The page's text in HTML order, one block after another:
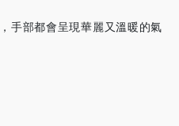
手部都會呈現華麗又溫暖的氣